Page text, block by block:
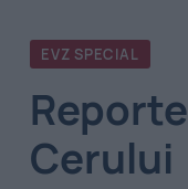
EVZ SPECIAL
Cerului